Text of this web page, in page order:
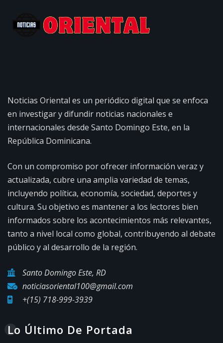
Noticias Oriental es un periódico digital que se enfoca
en investigar y difundir noticias nacionales e
internacionales desde Santo Domingo Este, en la
República Dominicana.
Con un compromiso por ofrecer información veraz y
actualizada, cubre una amplia variedad de temas,
incluyendo política, economía, sociedad, deportes y
cultura. Su objetivo es mantener a los lectores bien
informados sobre los acontecimientos más relevantes,
tanto a nivel local como global, contribuyendo al debate
público y al desarrollo de la región.
Santo Domingo Este, RD
noticiasoriental100@gmail.com
+(15) 718-999-3939
Lo Último De Portada